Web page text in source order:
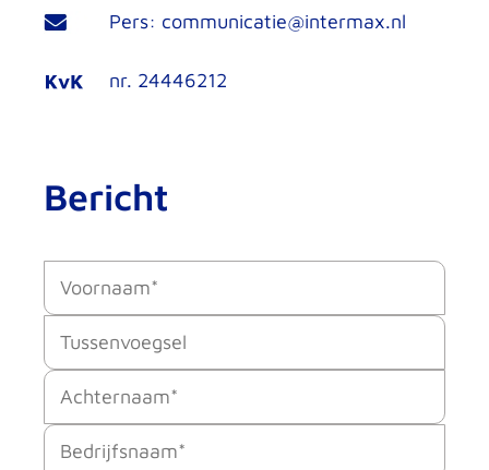
Pers: communicatie@intermax.nl
nr. 24446212
Bericht
Voornaam
(Vereist)
Tussenvoegsel
Achternaam
(Vereist)
Bedrijfsnaam